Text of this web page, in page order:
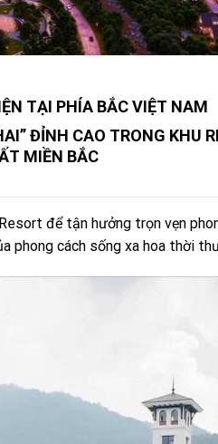
TẠI PHÍA BẮC VIỆT NAM
ĐỈNH CAO TRONG KHU
MIỀN BẮC
để tận hưởng trọn vẹn
phong cách sống xa hoa thời